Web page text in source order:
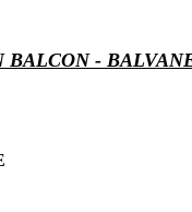
BALCON -